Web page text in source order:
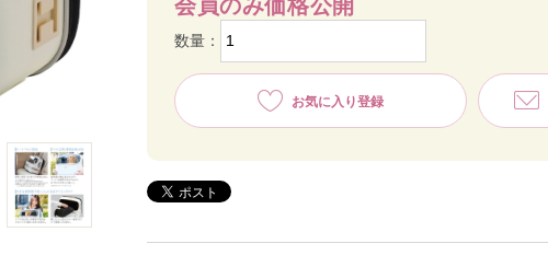
会員のみ価格公開
数量：
お気に入り登録